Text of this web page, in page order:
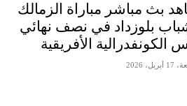
بث مباشر مباراة الزمالك
بلوزداد في نصف نهائي
الكونفدرالية الأفريقية
2026